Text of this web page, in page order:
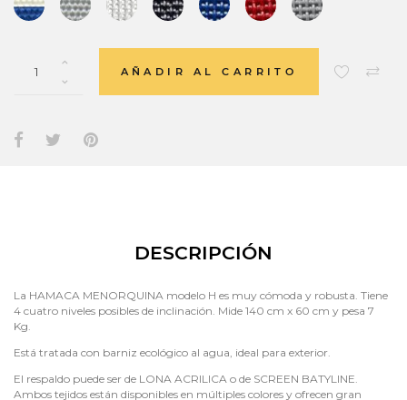
AÑADIR AL CARRITO
DESCRIPCIÓN
La HAMACA MENORQUINA modelo H es muy cómoda y robusta. Tiene
4 cuatro niveles posibles de inclinación. Mide 140 cm x 60 cm y pesa 7
Kg.
Está tratada con barniz ecológico al agua, ideal para exterior.
El respaldo puede ser de LONA ACRILICA o de SCREEN BATYLINE.
Ambos tejidos están disponibles en múltiples colores y ofrecen gran